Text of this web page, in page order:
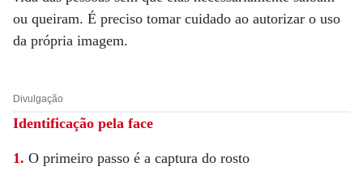
ou queiram. É preciso tomar cuidado ao autorizar o uso
da própria imagem.
Divulgação
Identificação pela face
1. O primeiro passo é a captura do rosto